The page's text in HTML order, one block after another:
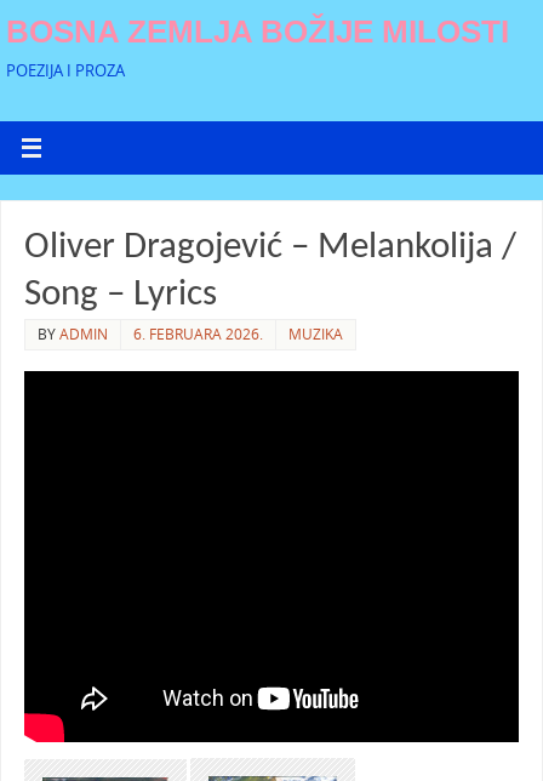
BOSNA ZEMLJA BOŽIJE MILOSTI
POEZIJA I PROZA
Oliver Dragojević – Melankolija /
Song – Lyrics
BYADMIN 6. FEBRUARA 2026. MUZIKA